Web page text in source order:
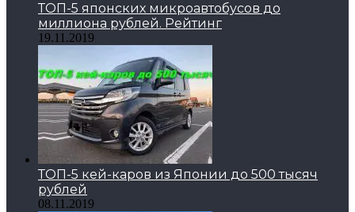
ТОП-5 японских микроавтобусов до
миллиона рублей. Рейтинг
19.11.2019
ТОП-5 кей-каров из Японии до 500 тысяч
рублей
08.11.2019